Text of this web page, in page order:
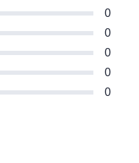
0
0
0
0
0